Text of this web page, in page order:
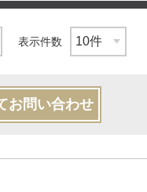
表示件数
お問い合わせ